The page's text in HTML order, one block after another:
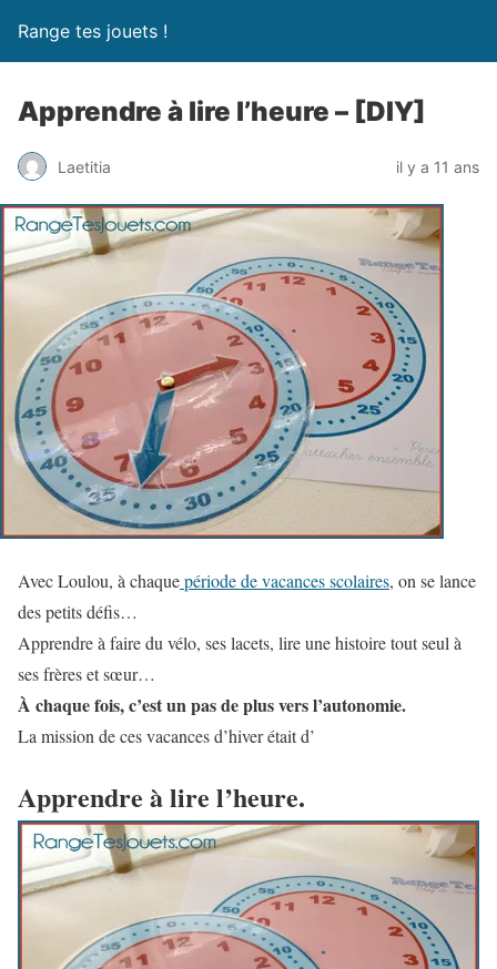
Range tes jouets !
Apprendre à lire l’heure – [DIY]
Laetitia il y a 11 ans
Avec Loulou, à chaquepériode de vacances scolaires, on se lance
des petits défis…
Apprendre à faire du vélo, ses lacets, lire une histoire tout seul à
ses frères et sœur…
À chaque fois, c’est un pas de plus vers l’autonomie.
La mission de ces vacances d’hiver était d’
Apprendre à lire l’heure.